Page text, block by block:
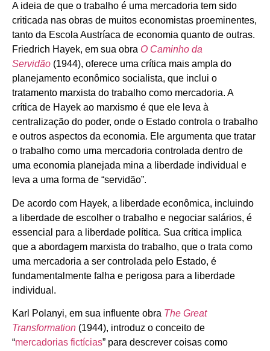
A ideia de que o trabalho é uma mercadoria tem sido
criticada nas obras de muitos economistas proeminentes,
tanto da Escola Austríaca de economia quanto de outras.
Friedrich Hayek, em sua obra O Caminho da
Servidão (1944), oferece uma crítica mais ampla do
planejamento econômico socialista, que inclui o
tratamento marxista do trabalho como mercadoria. A
crítica de Hayek ao marxismo é que ele leva à
centralização do poder, onde o Estado controla o trabalho
e outros aspectos da economia. Ele argumenta que tratar
o trabalho como uma mercadoria controlada dentro de
uma economia planejada mina a liberdade individual e
leva a uma forma de “servidão”.
De acordo com Hayek, a liberdade econômica, incluindo
a liberdade de escolher o trabalho e negociar salários, é
essencial para a liberdade política. Sua crítica implica
que a abordagem marxista do trabalho, que o trata como
uma mercadoria a ser controlada pelo Estado, é
fundamentalmente falha e perigosa para a liberdade
individual.
Karl Polanyi, em sua influente obra The Great
Transformation (1944), introduz o conceito de
“mercadorias fictícias” para descrever coisas como